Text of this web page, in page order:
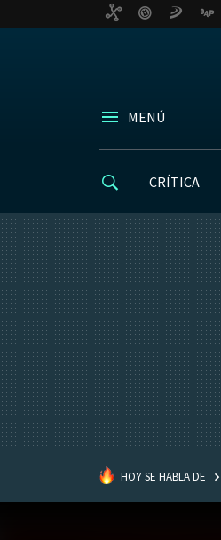
MENÚ
CRÍTICA
HOY SE HABLA DE